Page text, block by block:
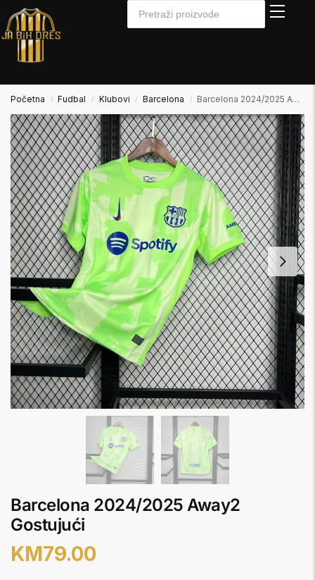
Početna / Fudbal / Klubovi / Barcelona / Barcelona 2024/2025 Away2 Gostujući
Barcelona 2024/2025 Away2
Gostujući
KM79.00